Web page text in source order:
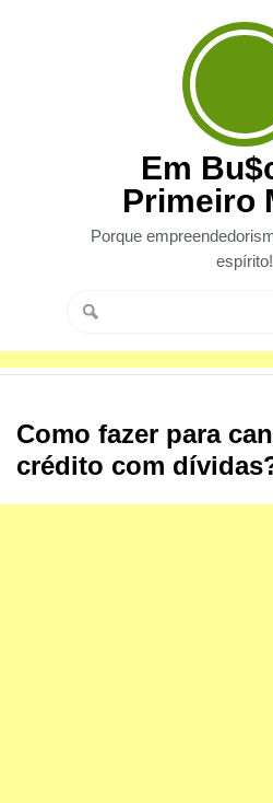
Em
Primeiro
Porque
espírito!
Como fazer para
crédito com